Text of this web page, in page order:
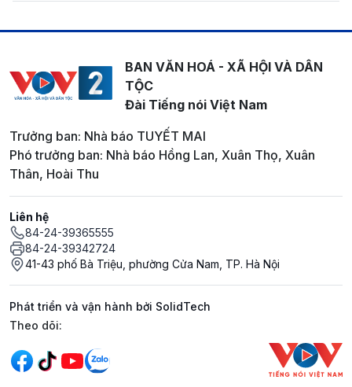
BAN VĂN HOÁ - XÃ HỘI VÀ DÂN
TỘC
Đài Tiếng nói Việt Nam
Trưởng ban: Nhà báo TUYẾT MAI
Phó trưởng ban: Nhà báo Hồng Lan, Xuân Thọ, Xuân
Thân, Hoài Thu
Liên hệ
84-24-39365555
84-24-39342724
41-43 phố Bà Triệu, phường Cửa Nam, TP. Hà Nội
Phát triển và vận hành bởi SolidTech
Mạng xã hội
Theo dõi: